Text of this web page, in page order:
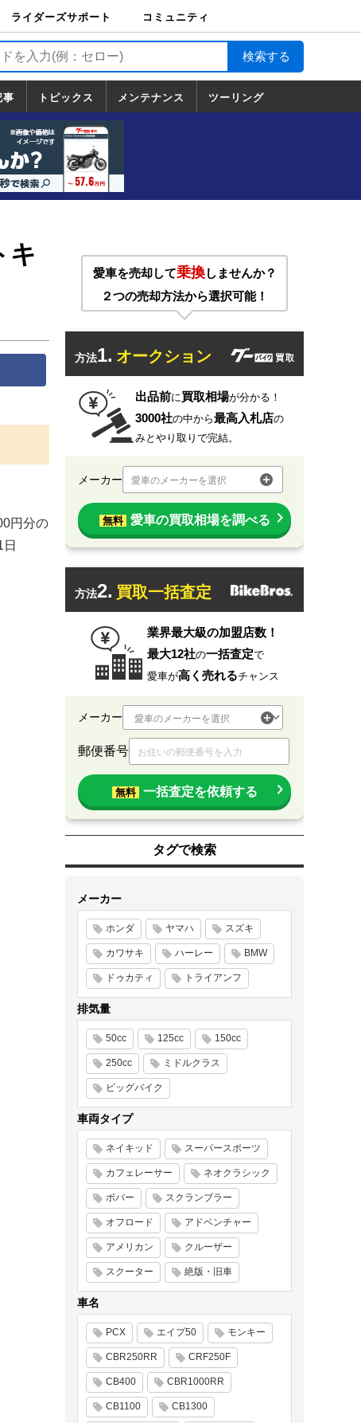
ライダーズサポート
ライダーズサポート
TOP
バイク輸送
バイクガレージライ
フ
バイク車両保険
ロードサービス
バイク試乗
コミュニティ
事 トピックス
トピックス
一覧
ホンダ
ヤマハ
スズキ
カワサキ
ハーレーダ
ビッドソン
BMW
ドゥカティ
トライアン
フ
メンテナンス ツーリング
キ
円分の
愛車を売却して乗換しませんか？
２つの売却方法から選択可能！
方法1. オークション
出品前に買取相場が分かる！
3000社の中から最高入札店の
みとやり取りで完結。
メーカー 愛車のメーカーを選択
無料 愛車の買取相場を調べる
方法2. 買取一括査定
業界最大級の加盟店数！
最大12社の一括査定で
愛車が高く売れるチャンス
メーカー
郵便番号
無料 一括査定を依頼する
タグで検索
メーカー
ホンダ ヤマハ スズキ
カワサキ ハーレー BMW
ドゥカティ トライアンフ
排気量
50cc 125cc 150cc
250cc ミドルクラス
ビッグバイク
車両タイプ
ネイキッド スーパースポーツ
カフェレーサー ネオクラシック
ボバー スクランブラー
オフロード アドベンチャー
アメリカン クルーザー
スクーター 絶版・旧車
車名
PCX エイプ50 モンキー
CBR250RR CRF250F
CB400 CBR1000RR
CB1100 CB1300